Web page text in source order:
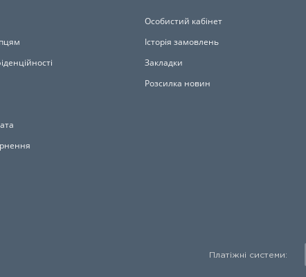
Особистий кабінет
Історія замовлень
Закладки
Розсилка новин
Платіжні системи: